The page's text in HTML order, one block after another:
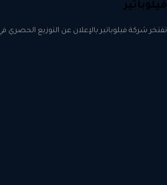
فيلوباتير
تفتخر شركة فيلوباتير بالإعلان عن التوزيع